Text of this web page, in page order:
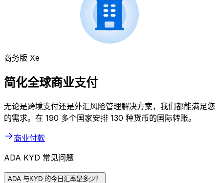
商务版 Xe
简化全球商业支付
无论是跨境支付还是外汇风险管理解决方案，我们都能满足您
的需求。在 190 多个国家安排 130 种货币的国际转账。
商业付款
ADA KYD 常见问题
ADA 与KYD 的今日汇率是多少？